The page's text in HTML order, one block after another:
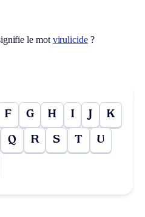
le mot virulicide?
F G H I J K
Q R S T U